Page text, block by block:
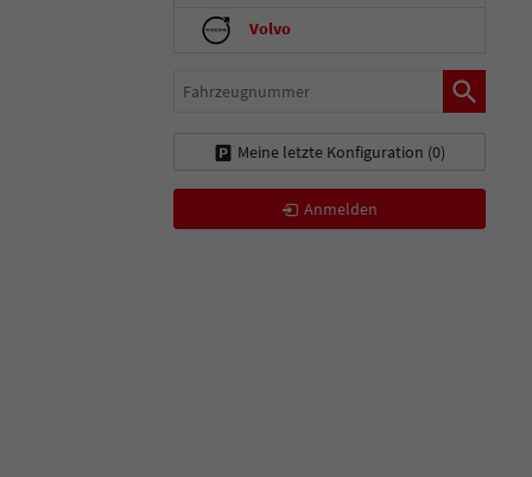
Volvo
Fahrzeugnummer
Meine letzte Konfiguration (0)
Anmelden